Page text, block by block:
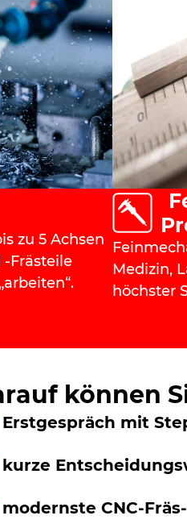
zu 5 Achsen
-Frästeile
Medizin,
höchster
können
Erstgespräch mit
kurze
modernste CNC-